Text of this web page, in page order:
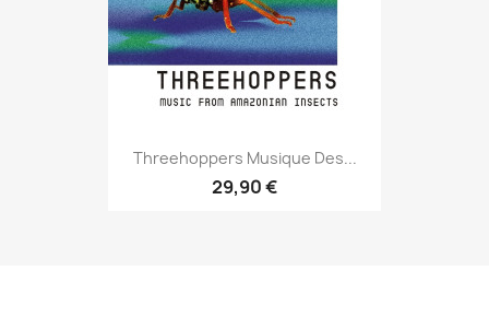
Threehoppers Musique Des...
29,90 €